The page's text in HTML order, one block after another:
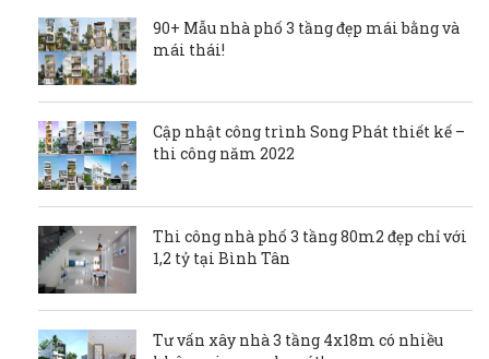
90+ Mẫu nhà phố 3 tầng đẹp mái bằng và
mái thái!
Cập nhật công trình Song Phát thiết kế –
thi công năm 2022
Thi công nhà phố 3 tầng 80m2 đẹp chỉ với
1,2 tỷ tại Bình Tân
Tư vấn xây nhà 3 tầng 4x18m có nhiều